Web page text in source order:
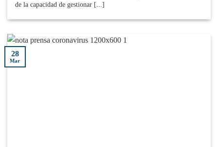
de la capacidad de gestionar [...]
28
Mar